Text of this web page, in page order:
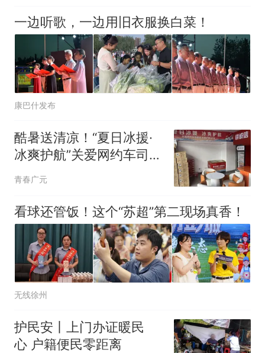
一边听歌，一边用旧衣服换白菜！
康巴什发布
酷暑送清凉！“夏日冰援·
冰爽护航”关爱网约车司机
活动暖心上线
青春广元
看球还管饭！这个“苏超”第二现场真香！
无线徐州
护民安丨上门办证暖民
心 户籍便民零距离